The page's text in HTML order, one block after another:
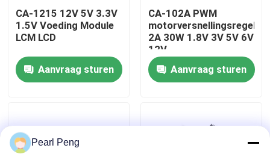
Nieuws
Gevallen
Versterkerbordmodule
CA-1215 12V 5V 3.3V
1.5V Voeding Module
LCM LCD
Aanvraag sturen
CA-102A PWM
motorversnellingsregelaar
2A 30W 1.8V 3V 5V 6V
12V
Aanvraag sturen
Pearl Peng